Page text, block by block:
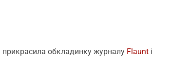
прикрасила обкладинку журналу Flaunt і